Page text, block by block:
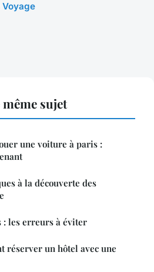
sujet
une voiture à paris :
à la découverte des
les erreurs à éviter
réserver un hôtel avec une